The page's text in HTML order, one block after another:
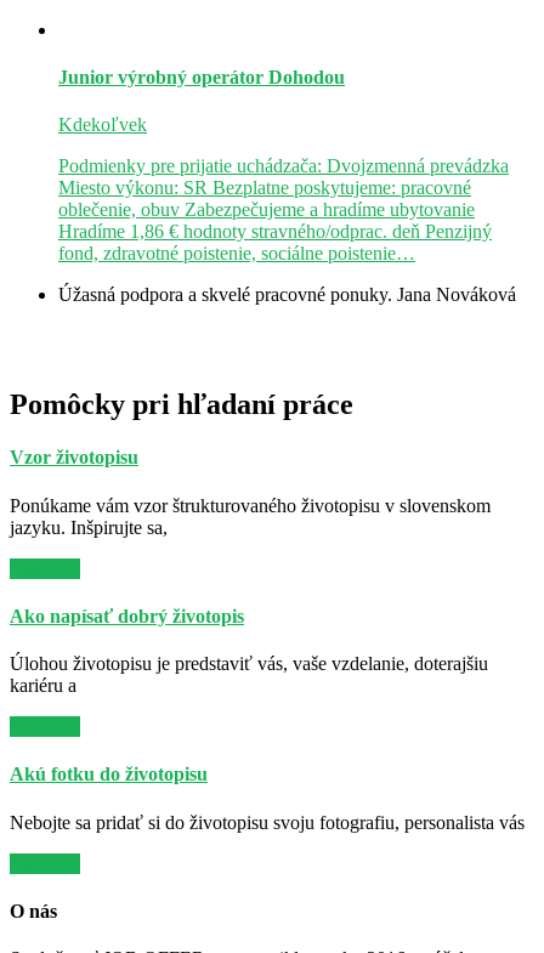
Junior výrobný operátor Dohodou
Kdekoľvek
Podmienky pre prijatie uchádzača: Dvojzmenná prevádzka
Miesto výkonu: SR Bezplatne poskytujeme: pracovné
oblečenie, obuv Zabezpečujeme a hradíme ubytovanie
Hradíme 1,86 € hodnoty stravného/odprac. deň Penzijný
fond, zdravotné poistenie, sociálne poistenie…
Úžasná podpora a skvelé pracovné ponuky. Jana Nováková
Pomôcky pri hľadaní práce
Vzor životopisu
Ponúkame vám vzor štrukturovaného životopisu v slovenskom
jazyku. Inšpirujte sa,
Ako napísať dobrý životopis
Úlohou životopisu je predstaviť vás, vaše vzdelanie, doterajšiu
kariéru a
Akú fotku do životopisu
Nebojte sa pridať si do životopisu svoju fotografiu, personalista vás
O nás